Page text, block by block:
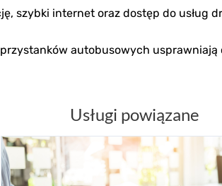
szybki internet oraz dostęp do
autobusowych
Usługi powiązane